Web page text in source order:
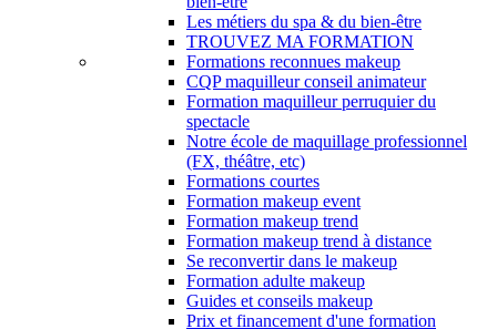
Les métiers du spa & du bien-être
TROUVEZ MA FORMATION
Formations reconnues makeup
CQP maquilleur conseil animateur
Formation maquilleur perruquier du
spectacle
Notre école de maquillage professionnel
(FX, théâtre, etc)
Formations courtes
Formation makeup event
Formation makeup trend
Formation makeup trend à distance
Se reconvertir dans le makeup
Formation adulte makeup
Guides et conseils makeup
Prix et financement d'une formation